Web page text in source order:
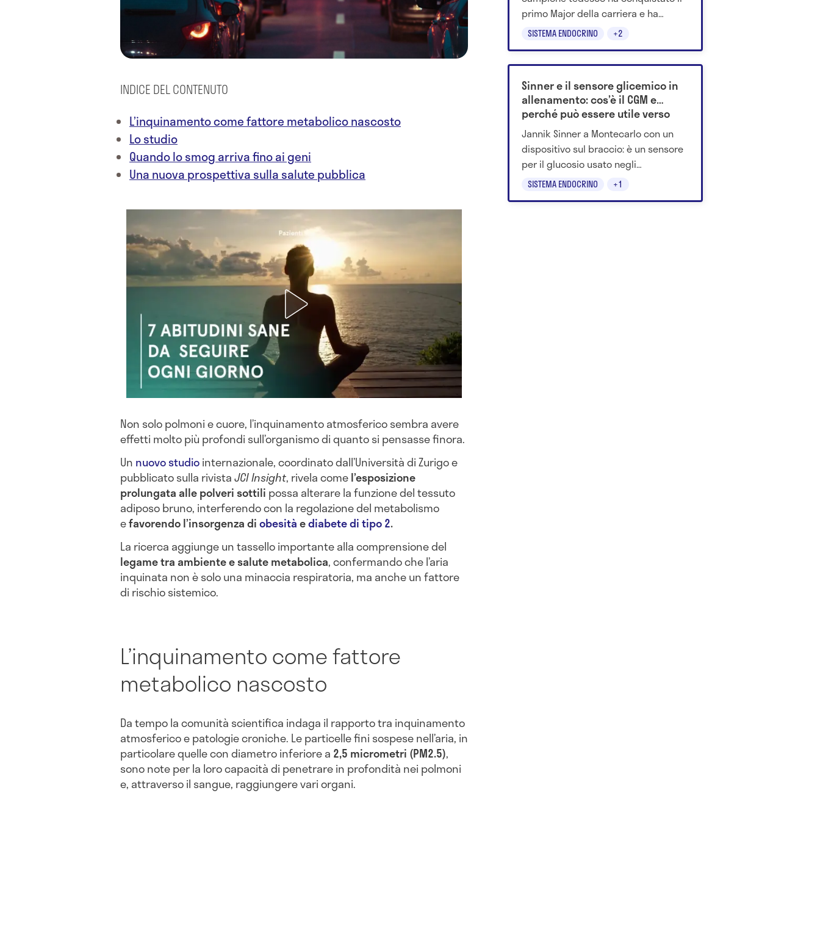
INDICE DEL CONTENUTO
L’inquinamento come fattore metabolico nascosto
Lo studio
Quando lo smog arriva fino ai geni
Una nuova prospettiva sulla salute pubblica
Non solo polmoni e cuore, l’inquinamento atmosferico sembra avere
effetti molto più profondi sull’organismo di quanto si pensasse finora.
Un nuovo studiointernazionale, coordinato dall’Università di Zurigo e
pubblicato sulla rivistaJCI Insight, rivela comel’esposizione
prolungata alle polveri sottili possa alterare la funzione del tessuto
adiposo bruno, interferendo con la regolazione del metabolismo
efavorendo l’insorgenza diobesitàediabete di tipo 2.
La ricerca aggiunge un tassello importante alla comprensione del
legame tra ambiente e salute metabolica, confermando che l’aria
inquinata non è solo una minaccia respiratoria, ma anche un fattore
di rischio sistemico.
L’inquinamento come fattore
metabolico nascosto
Da tempo la comunità scientifica indaga il rapporto tra inquinamento
atmosferico e patologie croniche. Le particelle fini sospese nell’aria, in
particolare quelle con diametro inferiore a 2,5 micrometri (PM2.5),
sono note per la loro capacità di penetrare in profondità nei polmoni
e, attraverso il sangue, raggiungere vari organi.
SISTEMA ENDOCRINO +2
primo Major della carriera e ha
mandato un messaggio forte a
SISTEMA ENDOCRINO +1
Sinner e il sensore glicemico in
allenamento: cos’è il CGM e
perché può essere utile verso
Wimbledon
Jannik Sinner a Montecarlo con un
dispositivo sul braccio: è un sensore
per il glucosio usato negli
allenamenti. Scopri a cosa serve e